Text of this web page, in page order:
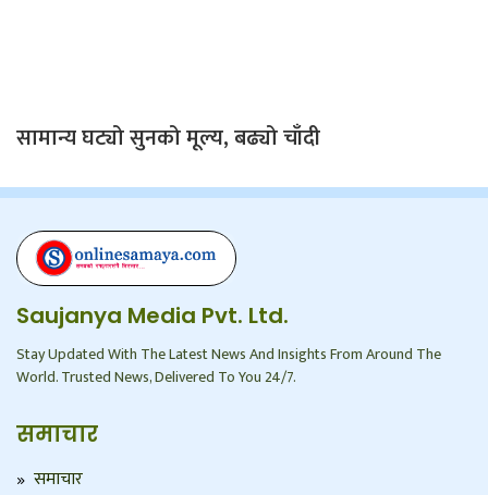
सामान्य घट्यो सुनको मूल्य, बढ्यो चाँदी
Saujanya Media Pvt. Ltd.
Stay Updated With The Latest News And Insights From Around The
World. Trusted News, Delivered To You 24/7.
समाचार
समाचार